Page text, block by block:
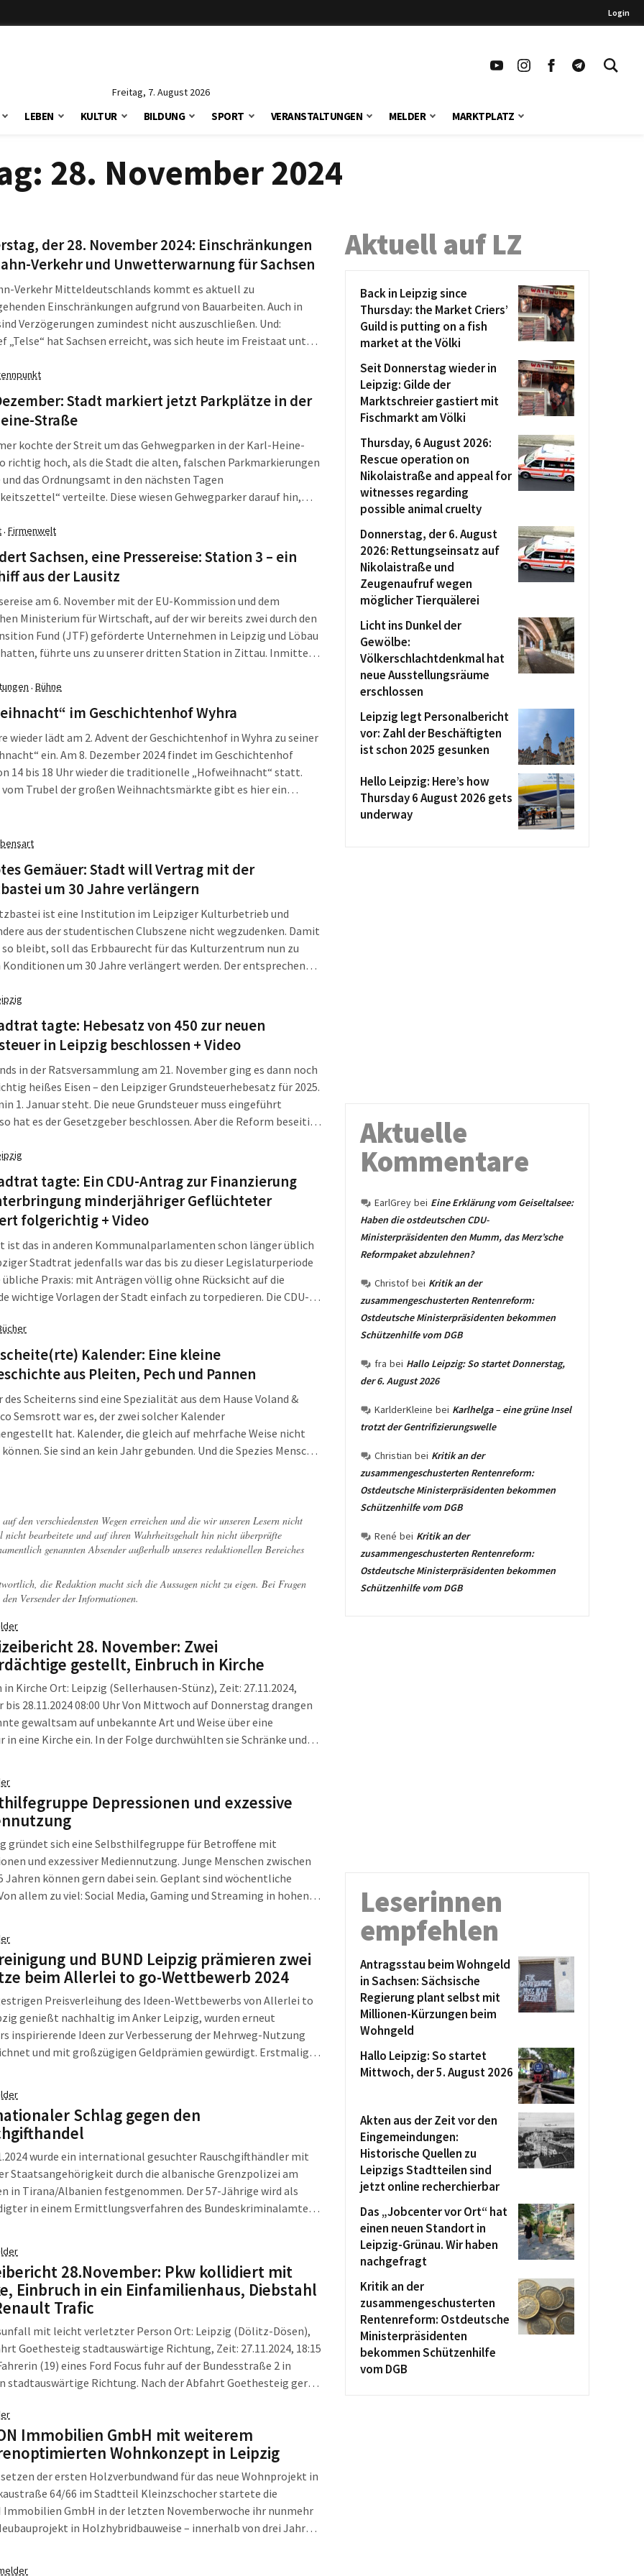
Login
Freitag, 7. August 2026
LEBEN KULTUR BILDUNG SPORT VERANSTALTUNGEN MELDER MARKTPLATZ
28. November 2024
der 28. November 2024: Einschränkungen
Verkehr und Unwetterwarnung für Sachsen
Verkehr Mitteldeutschlands kommt es aktuell zu
Einschränkungen aufgrund von Bauarbeiten. Auch in
Verzögerungen zumindest nicht auszuschließen. Und:
„Telse“ hat Sachsen erreicht, was sich heute im Freistaat unter
LZ fasst zusammen, was am Donnerstag, dem 28. November
Stadt markiert jetzt Parkplätze in der
Straße
kochte der Streit um das Gehwegparken in der Karl-Heine-
richtig hoch, als die Stadt die alten, falschen Parkmarkierungen
das Ordnungsamt in den nächsten Tagen
verteilte. Diese wiesen Gehwegparker darauf hin,
verhängt werden. Zur Diskussion im Stadtrat versprach
[…]
· Firmenwelt
Sachsen, eine Pressereise: Station 3 – ein
aus der Lausitz
am 6. November mit der EU-Kommission und dem
Ministerium für Wirtschaft, auf der wir bereits zwei durch den
Fund (JTF) geförderte Unternehmen in Leipzig und Löbau
führte uns zu unserer dritten Station in Zittau. Inmitten
der […]
· Bühne
im Geschichtenhof Wyhra
wieder lädt am 2. Advent der Geschichtenhof in Wyhra zu seiner
ein. Am 8. Dezember 2024 findet im Geschichtenhof
14 bis 18 Uhr wieder die traditionelle „Hofweihnacht“ statt.
Trubel der großen Weihnachtsmärkte gibt es hier ein
Gemäuer: Stadt will Vertrag mit der
um 30 Jahre verlängern
ist eine Institution im Leipziger Kulturbetrieb und
aus der studentischen Clubszene nicht wegzudenken. Damit
so bleibt, soll das Erbbaurecht für das Kulturzentrum nun zu
um 30 Jahre verlängert werden. Der entsprechende
derzeit bei symbolischen 51 Cent […]
tagte: Hebesatz von 450 zur neuen
in Leipzig beschlossen + Video
in der Ratsversammlung am 21. November ging es dann noch
heißes Eisen – den Leipziger Grundsteuerhebesatz für 2025.
1. Januar steht. Die neue Grundsteuer muss eingeführt
hat es der Gesetzgeber beschlossen. Aber die Reform beseitigt
[…]
tagte: Ein CDU-Antrag zur Finanzierung
minderjähriger Geflüchteter
folgerichtig + Video
ist das in anderen Kommunalparlamenten schon länger üblich
Stadtrat jedenfalls war das bis zu dieser Legislaturperiode
Praxis: mit Anträgen völlig ohne Rücksicht auf die
wichtige Vorlagen der Stadt einfach zu torpedieren. Die CDU-
versucht. Mit dem […]
Kalender: Eine kleine
aus Pleiten, Pech und Pannen
des Scheiterns sind eine Spezialität aus dem Hause Voland &
Semsrott war es, der zwei solcher Kalender
hat. Kalender, die gleich auf mehrfache Weise nicht
Sie sind an kein Jahr gebunden. Und die Spezies Mensch
den verschiedensten Wegen erreichen und die wir unseren Lesern nicht
bearbeitete und auf ihren Wahrheitsgehalt hin nicht überprüfte
genannten Absender außerhalb unseres redaktionellen Bereiches
die Redaktion macht sich die Aussagen nicht zu eigen. Bei Fragen
Versender der Informationen.
28. November: Zwei
gestellt, Einbruch in Kirche
in Kirche Ort: Leipzig (Sellerhausen-Stünz), Zeit: 27.11.2024,
bis 28.11.2024 08:00 Uhr Von Mittwoch auf Donnerstag drangen
gewaltsam auf unbekannte Art und Weise über eine
in eine Kirche ein. In der Folge durchwühlten sie Schränke und
Depressionen und exzessive
gründet sich eine Selbsthilfegruppe für Betroffene mit
und exzessiver Mediennutzung. Junge Menschen zwischen
Jahren können gern dabei sein. Geplant sind wöchentliche
allem zu viel: Social Media, Gaming und Streaming in hohen
und BUND Leipzig prämieren zwei
beim Allerlei to go-Wettbewerb 2024
Preisverleihung des Ideen-Wettbewerbs von Allerlei to
genießt nachhaltig im Anker Leipzig, wurden erneut
inspirierende Ideen zur Verbesserung der Mehrweg-Nutzung
und mit großzügigen Geldprämien gewürdigt. Erstmalig
um die […]
Schlag gegen den
wurde ein international gesuchter Rauschgifthändler mit
Staatsangehörigkeit durch die albanische Grenzpolizei am
in Tirana/Albanien festgenommen. Der 57-Jährige wird als
in einem Ermittlungsverfahren des Bundeskriminalamtes
geführt. Ihm wird vorgeworfen, als mutmaßlicher
und Drahtzieher […]
28.November: Pkw kollidiert mit
Einbruch in ein Einfamilienhaus, Diebstahl
Trafic
mit leicht verletzter Person Ort: Leipzig (Dölitz-Dösen),
Goethesteig stadtauswärtige Richtung, Zeit: 27.11.2024, 18:15
(19) eines Ford Focus fuhr auf der Bundesstraße 2 in
stadtauswärtige Richtung. Nach der Abfahrt Goethesteig geriet
rechten Fahrzeugseite auf […]
Immobilien GmbH mit weiterem
Wohnkonzept in Leipzig
der ersten Holzverbundwand für das neue Wohnprojekt in
64/66 im Stadtteil Kleinzschocher startete die
Immobilien GmbH in der letzten Novemberwoche ihr nunmehr
in Holzhybridbauweise – innerhalb von drei Jahren
Aktuell auf LZ
Back in Leipzig since
Thursday: the Market Criers’
Guild is putting on a fish
market at the Völki
Seit Donnerstag wieder in
Leipzig: Gilde der
Marktschreier gastiert mit
Fischmarkt am Völki
Thursday, 6 August 2026:
Rescue operation on
Nikolaistraße and appeal for
witnesses regarding
possible animal cruelty
Donnerstag, der 6. August
2026: Rettungseinsatz auf
Nikolaistraße und
Zeugenaufruf wegen
möglicher Tierquälerei
Licht ins Dunkel der
Gewölbe:
Völkerschlachtdenkmal hat
neue Ausstellungsräume
erschlossen
Leipzig legt Personalbericht
vor: Zahl der Beschäftigten
ist schon 2025 gesunken
Hello Leipzig: Here’s how
Thursday 6 August 2026 gets
underway
Aktuelle
Kommentare
EarlGrey bei Eine Erklärung vom Geiseltalsee:
Haben die ostdeutschen CDU-
Ministerpräsidenten den Mumm, das Merz’sche
Reformpaket abzulehnen?
Christof bei Kritik an der
zusammengeschusterten Rentenreform:
Ostdeutsche Ministerpräsidenten bekommen
Schützenhilfe vom DGB
fra bei Hallo Leipzig: So startet Donnerstag,
der 6. August 2026
KarlderKleine bei Karlhelga – eine grüne Insel
trotzt der Gentrifizierungswelle
Christian bei Kritik an der
zusammengeschusterten Rentenreform:
Ostdeutsche Ministerpräsidenten bekommen
Schützenhilfe vom DGB
René bei Kritik an der
zusammengeschusterten Rentenreform:
Ostdeutsche Ministerpräsidenten bekommen
Schützenhilfe vom DGB
Leserinnen
empfehlen
Antragsstau beim Wohngeld
in Sachsen: Sächsische
Regierung plant selbst mit
Millionen-Kürzungen beim
Wohngeld
Hallo Leipzig: So startet
Mittwoch, der 5. August 2026
Akten aus der Zeit vor den
Eingemeindungen:
Historische Quellen zu
Leipzigs Stadtteilen sind
jetzt online recherchierbar
Das „Jobcenter vor Ort“ hat
einen neuen Standort in
Leipzig-Grünau. Wir haben
nachgefragt
Kritik an der
zusammengeschusterten
Rentenreform: Ostdeutsche
Ministerpräsidenten
bekommen Schützenhilfe
vom DGB